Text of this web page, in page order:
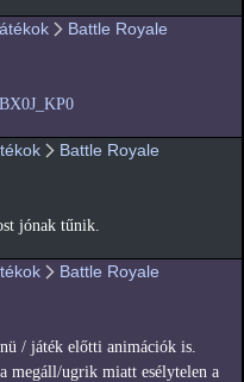
Battle Royale
Battle Royale
jónak tűnik.
Battle Royale
/ játék előtti animációk is.
megáll/ugrik miatt esélytelen a